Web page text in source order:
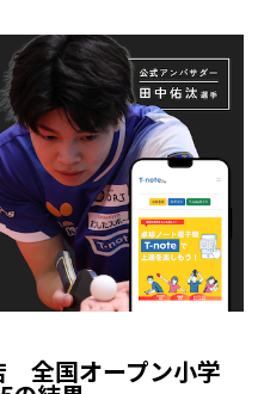
全国オープン小学